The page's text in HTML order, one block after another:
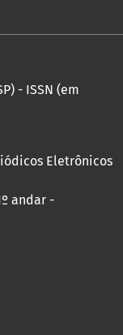
- ISSN (em
Eletrônicos
andar -